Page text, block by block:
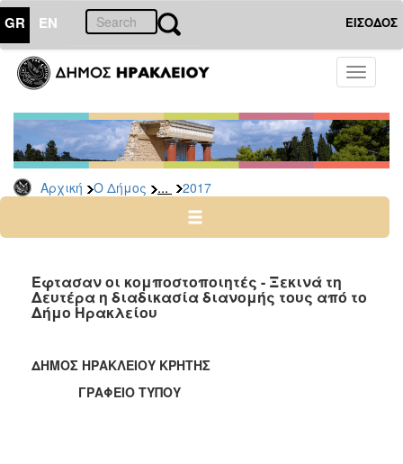
GR EN ΕΙΣΟΔΟΣ
Toggle
Αρχική Ο Δήμος ... 2017
ΔΗΜΟΣ
Δελτία
Τύπου
Αρχείο
2026
2024
2022
2021
Έφτασαν οι κομποστοποιητές - Ξεκινά τη
Δευτέρα η διαδικασία διανομής τους από το
Δήμο Ηρακλείου
ΔΗΜΟΣ ΗΡΑΚΛΕΙΟΥ ΚΡΗΤΗΣ
ΓΡΑΦΕΙΟ ΤΥΠΟΥ